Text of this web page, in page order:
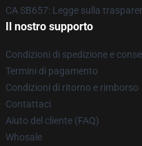
CA SB657: Legge sulla
Il nostro supporto
Condizioni di spedizione e
Termini di pagamento
Condizioni di ritorno e rimborso
Contattaci
Aiuto del cliente (FAQ)
Whosale